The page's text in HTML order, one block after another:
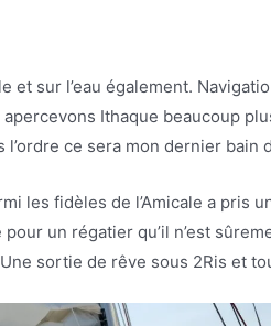
et sur l’eau également.
Ithaque beaucoup
ce sera mon dernier bain
les fidèles de l’Amicale a
un régatier qu’il n’est
sortie de rêve sous 2Ris et